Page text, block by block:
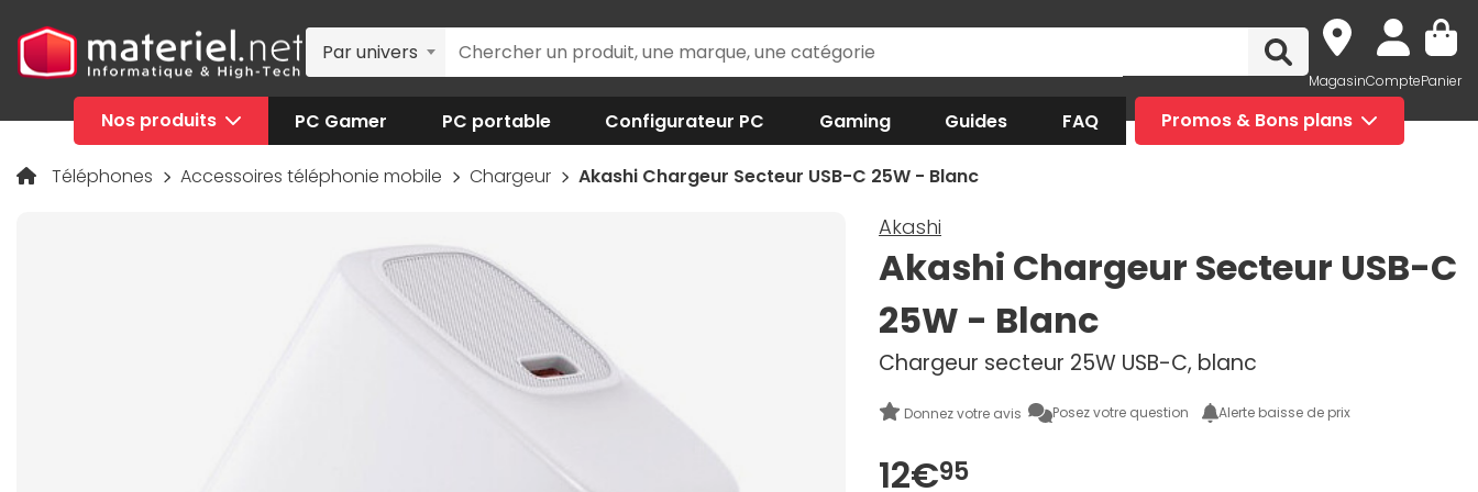
Par univers
MagasinComptePanier
Nos produits PC Gamer PC portable Configurateur PC Gaming Guides FAQ Promos & Bons plans
Téléphones Accessoires téléphonie mobile Chargeur Akashi Chargeur Secteur USB-C 25W - Blanc
Akashi
Akashi Chargeur Secteur USB-C
25W - Blanc
Chargeur secteur 25W USB-C, blanc
Donnez votre avis Posez votre question Alerte baisse de prix
12€95